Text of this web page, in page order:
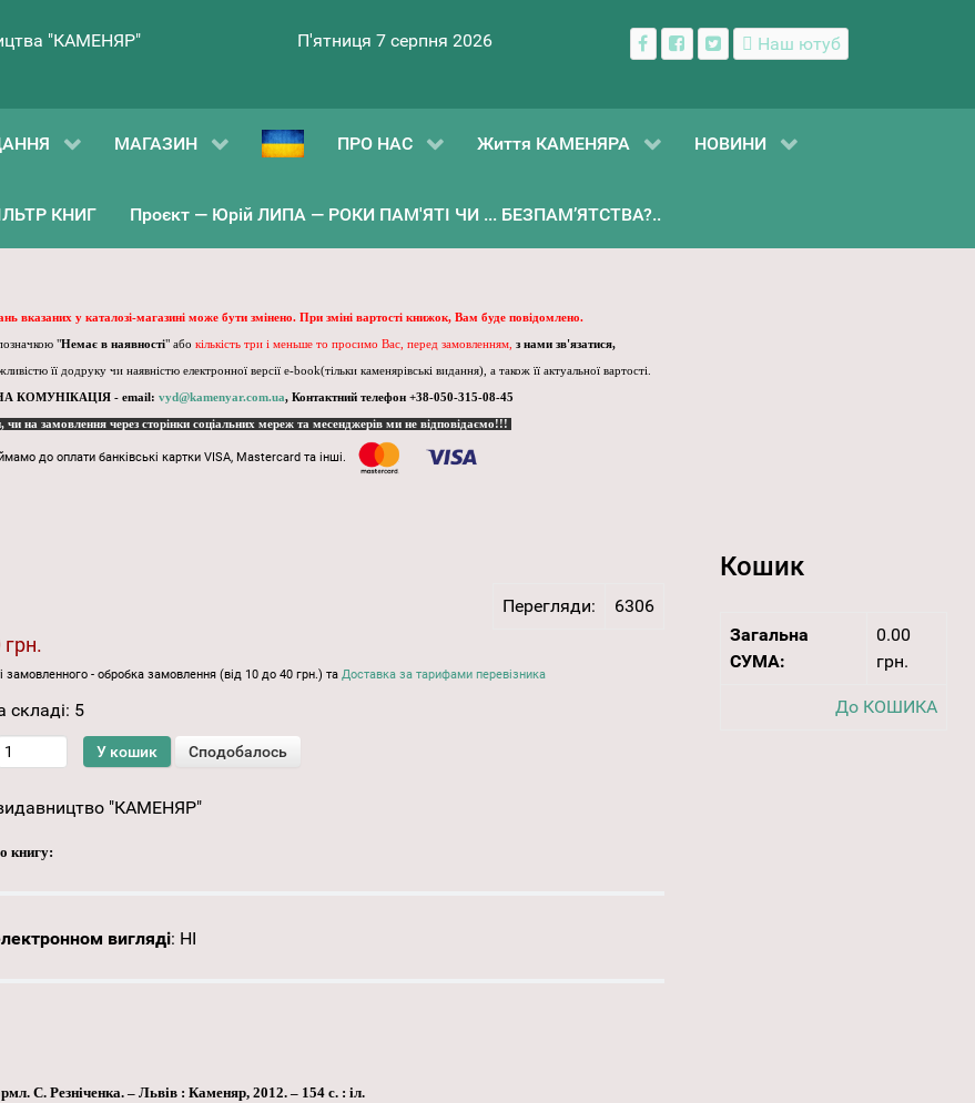
"КАМЕНЯР" П'ятниця 7 серпня 2026 Наш ютуб
МАГАЗИН ПРО НАС Життя КАМЕНЯРА НОВИНИ
КНИГ Проєкт — Юрій ЛИПА — РОКИ ПАМ'ЯТІ ЧИ ... БЕЗПАМ’ЯТСТВА?..
вказаних у каталозі-магазині може бути змінено. При зміні вартості книжок, Вам буде повідомлено.
"Немає в наявності" або кількість три і меньше то просимо Вас, перед замовленням, з нами зв'язатися,
її додруку чи наявністю електронної версії e-book(тільки каменярівські видання), а також її актуальної вартості.
КОМУНІКАЦІЯ - email: vyd@kamenyar.com.ua, Контактний телефон +38-050-315-08-45
чи на замовлення через сторінки соціальних мереж та месенджерів ми не відповідаємо!!!
до оплати банківські картки VISA, Mastercard та інші.
Перегляди: 6306
грн.
замовленного - обробка замовлення (від 10 до 40 грн.) та Доставка за тарифами перевізника
складі: 5
"КАМЕНЯР"
книгу:
вигляді: НІ
С. Резніченка. – Львів : Каменяр, 2012. – 154 с. : іл.
Кошик
Загальна
СУМА:
0.00
грн.
До КОШИКА